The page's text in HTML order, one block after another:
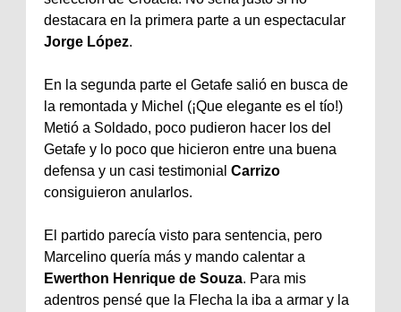
destacara en la primera parte a un espectacular
Jorge López.
En la segunda parte el Getafe salió en busca de
la remontada y Michel (¡Que elegante es el tío!)
Metió a Soldado, poco pudieron hacer los del
Getafe y lo poco que hicieron entre una buena
defensa y un casi testimonial Carrizo
consiguieron anularlos.
El partido parecía visto para sentencia, pero
Marcelino quería más y mando calentar a
Ewerthon Henrique de Souza. Para mis
adentros pensé que la Flecha la iba a armar y la